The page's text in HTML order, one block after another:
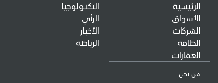
الرئيسية
الأسواق
الشركات
الطاقة
العقارات
التكنولوجيا
الرأي
الأخبار
الرياضة
من نحن